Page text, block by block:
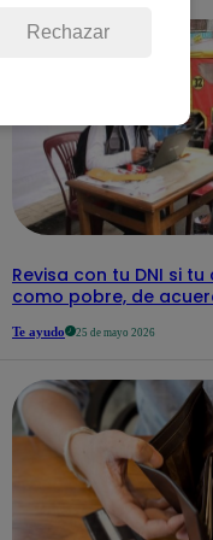
Revisa con tu DNI si tu
como pobre, de
Te ayudo 25 de mayo 2026
Rechazar